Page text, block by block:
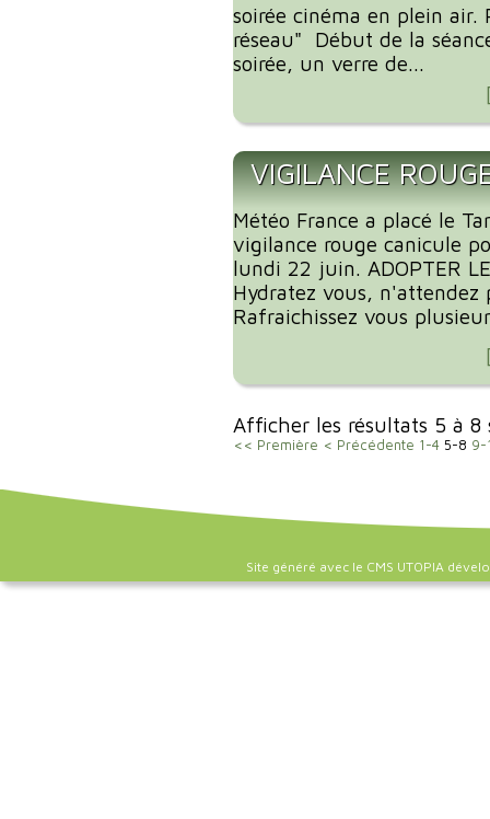
soirée cinéma en plein
réseau" Début de la
soirée, un verre de...
VIGILANCE
Météo France a placé le
vigilance rouge canicule
lundi 22 juin. ADOPTER
Hydratez vous,
Rafraichissez vous
Afficher les résultats 5 à
<< Première < Précédente 1-4 5-8 9-
Site généré avec le CMS UTOPIA